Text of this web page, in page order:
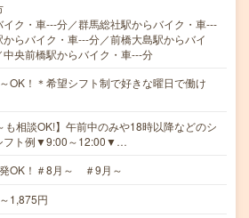
ク・車---分／群馬総社駅からバイク・車---
らバイク・車---分／前橋大島駅からバイ
中央前橋駅からバイク・車---分
OK！＊希望シフト制で好きな曜日で働け
も相談OK!】午前中のみや18時以降などのシ
フト例▼9:00～12:00▼…
OK！＃8月～ ＃9月～
1,875円